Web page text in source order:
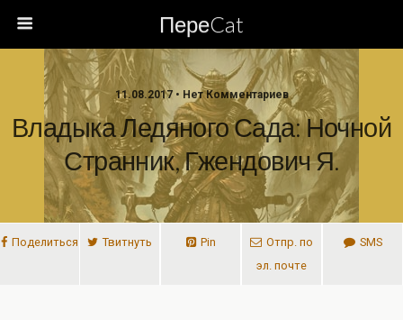
ПереCat
11.08.2017 • Нет Комментариев
Владыка Ледяного Сада: Ночной
Странник, Гжендович Я.
Поделиться Твитнуть Pin
Отпр. по
эл. почте
SMS